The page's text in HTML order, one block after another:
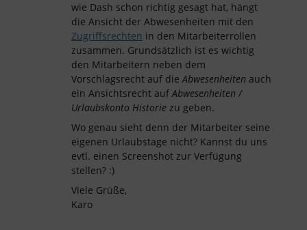
wie Dash schon richtig gesagt hat, hängt
die Ansicht der Abwesenheiten mit den
Zugriffsrechten in den Mitarbeiterrollen
zusammen. Grundsätzlich ist es wichtig
den Mitarbeitern neben dem
Vorschlagsrecht auf dieAbwesenheiten auch
ein Ansichtsrecht aufAbwesenheiten /
Urlaubskonto Historie zu geben.
Wo genau sieht denn der Mitarbeiter seine
eigenen Urlaubstage nicht? Kannst du uns
evtl. einen Screenshot zur Verfügung
stellen? :)
Viele Grüße,
Karo